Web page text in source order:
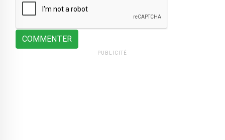
COMMENTER
PUBLICITÉ